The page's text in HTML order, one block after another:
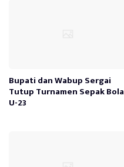
Bupati dan Wabup Sergai
Tutup Turnamen Sepak Bola
U-23